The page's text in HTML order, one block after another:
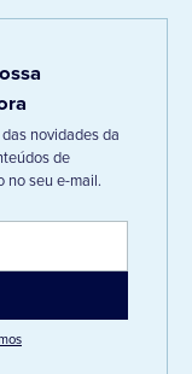
novidades da
de
no seu e-mail.